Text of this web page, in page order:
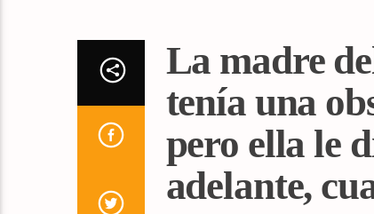
La madre
tenía una
pero ella le
adelante,